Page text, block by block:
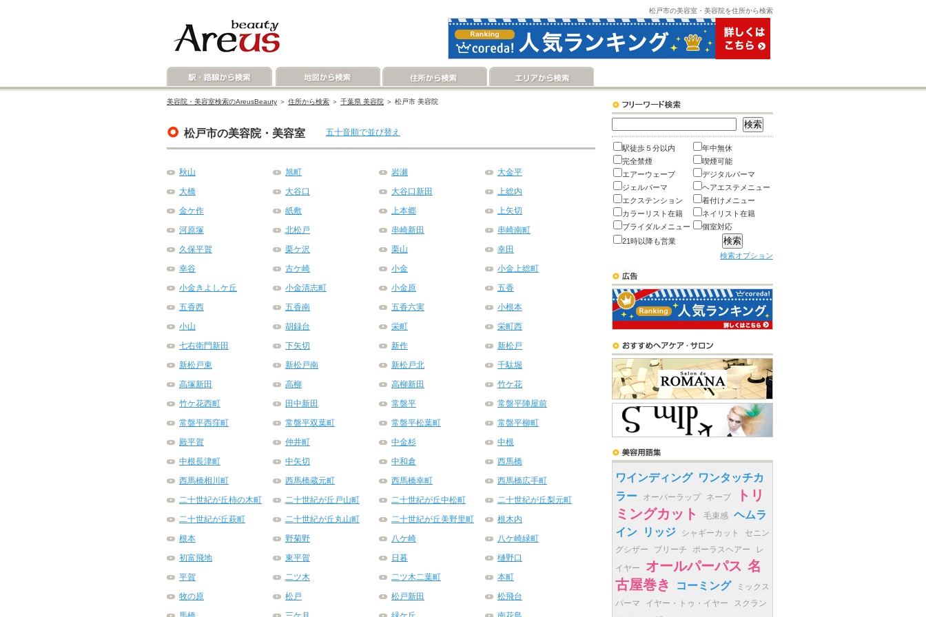
松戸市の美容室・美容院を住所から検索
美容院・美容室検索のAreusBeauty ＞ 住所から検索 ＞ 千葉県 美容院 ＞ 松戸市 美容院
松戸市の美容院・美容室 五十音順で並び替え
秋山 旭町 岩瀬
大金平
大橋
大谷口 大谷口新田
上総内
金ケ作
紙敷 上本郷
上矢切
河原塚
北松戸 串崎新田
串崎南町
久保平賀
栗ケ沢 栗山
幸田
幸谷
古ケ崎 小金
小金上総町
小金きよしケ丘
小金清志町 小金原
五香
五香西
五香南 五香六実
小根本
小山
胡録台 栄町
栄町西
七右衛門新田
下矢切 新作
新松戸
新松戸東
新松戸南 新松戸北
千駄堀
高塚新田
高柳 高柳新田
竹ケ花
竹ケ花西町
田中新田 常盤平
常盤平陣屋前
常盤平西窪町
常盤平双葉町 常盤平松葉町
常盤平柳町
殿平賀
仲井町 中金杉
中根
中根長津町
中矢切 中和倉
西馬橋
西馬橋相川町
西馬橋蔵元町 西馬橋幸町
西馬橋広手町
二十世紀が丘柿の木町
二十世紀が丘戸山町 二十世紀が丘中松町
二十世紀が丘梨元町
二十世紀が丘萩町
二十世紀が丘丸山町 二十世紀が丘美野里町
根木内
根本
野菊野 八ケ崎
八ケ崎緑町
初富飛地
東平賀 日暮
樋野口
平賀
二ツ木 二ツ木二葉町
本町
牧の原
松戸 松戸新田
松飛台
駅徒歩５分以内
年中無休
完全禁煙
喫煙可能
エアーウェーブ
デジタルパーマ
ジェルパーマ
ヘアエステメニュー
エクステンション
着付けメニュー
カラーリスト在籍
ネイリスト在籍
ブライダルメニュー
個室対応
21時以降も営業
検索オプション
ワインディング ワンタッチカ
ラー
オーバーラップ ネープ
トリ
ミングカット
毛束感 ヘムラ
イン
リッジ シャギーカット
セニン
グシザー
ブリーチ ポーラスヘアー
レ
イヤー
オールパーパス 名
古屋巻き
コーミング
ミックス
パーマ
イヤー・トゥ・イヤー
スクラン